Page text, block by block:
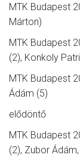
MTK Budapest
Márton)
MTK Budapest
(2), Konkoly
MTK Budapest
Ádám (5)
elődöntő
MTK Budapest
(2), Zubor